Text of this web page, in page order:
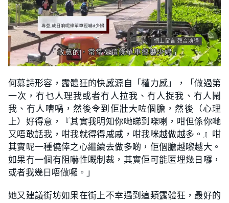
何慕詩形容，露體狂的快感源自「權力感」，「做過第
一次，冇乜人理我或者冇人拉我、冇人捉我、冇人鬧
我、冇人嘈喎，然後令到佢壯大咗個膽，然後（心理
上）好得意，『其實我明知你哋睇到㗎喇，咁但係你哋
又唔敢話我，咁我就得得戚戚，咁我咪越做越多。』咁
其實呢一種僥倖之心繼續去做多啲，佢個膽越嚟越大。
如果冇一個有阻嚇性嘅制裁，其實佢可能匿埋幾日囉，
或者我幾日唔做囉。」
她又建議街坊如果在街上不幸遇到這類露體狂，最好的